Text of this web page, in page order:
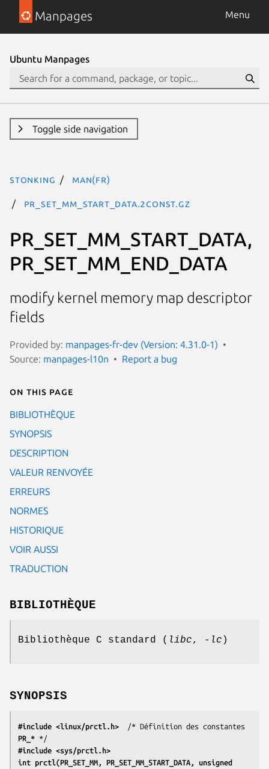
Manpages Menu
Ubuntu Manpages
Toggle side navigation
stonking man(fr)
PR_SET_MM_START_DATA.2const.gz
PR_SET_MM_START_DATA,
PR_SET_MM_END_DATA
modify kernel memory map descriptor
fields
Provided by: manpages-fr-dev (Version: 4.31.0-1)
Source: manpages-l10n Report a bug
On this page
BIBLIOTHÈQUE
SYNOPSIS
DESCRIPTION
VALEUR RENVOYÉE
ERREURS
NORMES
HISTORIQUE
VOIR AUSSI
TRADUCTION
BIBLIOTHÈQUE
Bibliothèque C standard ( libc, -lc )
SYNOPSIS
#include <linux/prctl.h>
PR_*
#include <sys/prctl.h>
int prctl(PR_SET_MM, PR_SET_MM_START_DATA, unsigned